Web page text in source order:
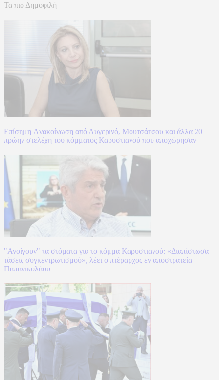
Τα πιο Δημοφιλή
Επίσημη Aνακοίνωση από Αυγερινό, Μουτσάτσου και άλλα 20
πρώην στελέχη του κόμματος Καρυστιανού που αποχώρησαν
"Ανοίγουν" τα στόματα για το κόμμα Καρυστιανού: «Διαπίστωσα
τάσεις συγκεντρωτισμού», λέει ο πτέραρχος εν αποστρατεία
Παπανικολάου